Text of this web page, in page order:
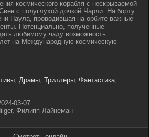
космического корабля с нескрываемой
с полуглухой дочкой Чарли. На борту
Паула, проводившая на орбите важные
Потенциально, полученные
любимому чаду возможность
на Международную космическую
, Драмы, Триллеры, Фантастика,
03-07
Филипп Лайнеман
—